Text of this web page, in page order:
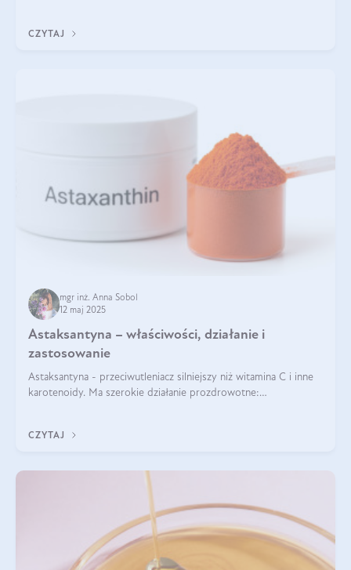
CZYTAJ
mgr inż. Anna Sobol
12 maj 2025
Astaksantyna – właściwości, działanie i
zastosowanie
Astaksantyna - przeciwutleniacz silniejszy niż witamina C i inne
karotenoidy. Ma szerokie działanie prozdrowotne:
CZYTAJ